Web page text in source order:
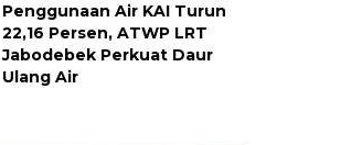
Penggunaan Air KAI Turun
22,16 Persen, ATWP LRT
Jabodebek Perkuat Daur
Ulang Air